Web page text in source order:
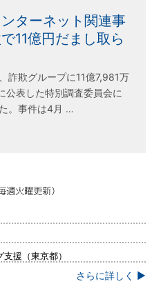
ターネット関連事
11億円だまし取ら
詐欺グループに11億7,981万
公表した特別調査委員会に
。事件は4月 …
援（東京都）
さらに詳しく ▶